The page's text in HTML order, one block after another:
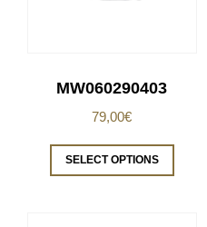
MW060290403
79,00€
SELECT OPTIONS